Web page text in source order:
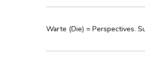
Warte (Die) = Perspectives.